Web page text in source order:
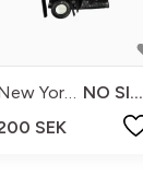
New Yorker
NO SIZE
SEK